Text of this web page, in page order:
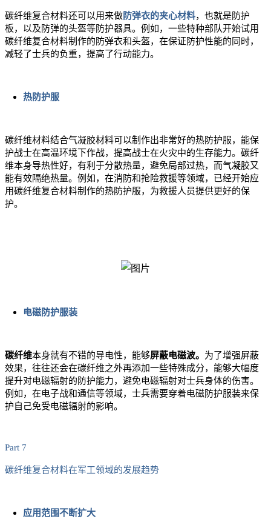
碳纤维复合材料还可以用来做防弹衣的夹心材料，也就是防护
板，以及防弹的头盔等防护器具。例如，一些特种部队开始试用
碳纤维复合材料制作的防弹衣和头盔，在保证防护性能的同时，
减轻了士兵的负重，提高了行动能力。
热防护服
碳纤维材料结合气凝胶材料可以制作出非常好的热防护服，能保
护战士在高温环境下作战，提高战士在火灾中的生存能力。碳纤
维本身导热性好，有利于分散热量，避免局部过热，而气凝胶又
能有效隔绝热量。例如，在消防和抢险救援等领域，已经开始应
用碳纤维复合材料制作的热防护服，为救援人员提供更好的保
护。
电磁防护服装
碳纤维本身就有不错的导电性，能够屏蔽电磁波。 为了增强屏蔽
效果，往往还会在碳纤维之外再添加一些特殊成分，能够大幅度
提升对电磁辐射的防护能力，避免电磁辐射对士兵身体的伤害。
例如，在电子战和通信等领域，士兵需要穿着电磁防护服装来保
护自己免受电磁辐射的影响。
Part 7
碳纤维复合材料在军工领域的发展趋势
应用范围不断扩大